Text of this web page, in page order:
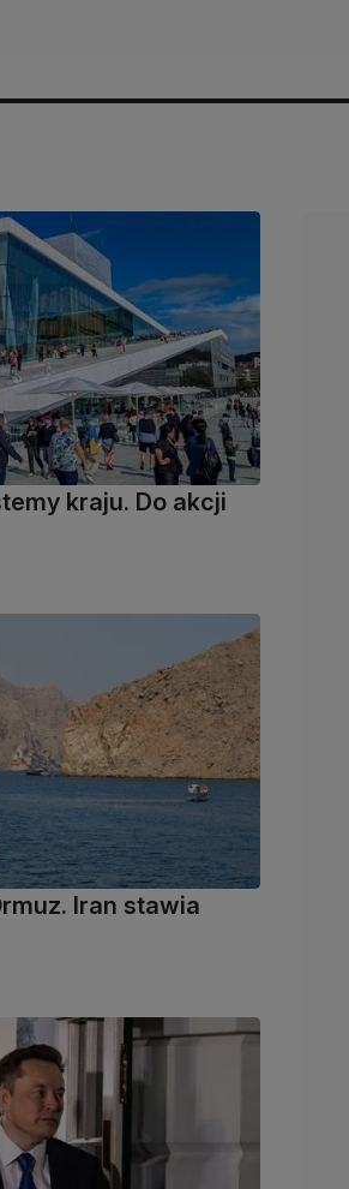
kraju. Do akcji
Iran stawia